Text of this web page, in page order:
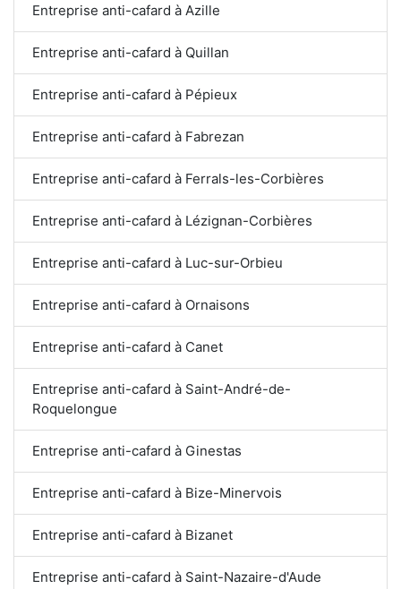
Entreprise anti-cafard à Azille
Entreprise anti-cafard à Quillan
Entreprise anti-cafard à Pépieux
Entreprise anti-cafard à Fabrezan
Entreprise anti-cafard à Ferrals-les-Corbières
Entreprise anti-cafard à Lézignan-Corbières
Entreprise anti-cafard à Luc-sur-Orbieu
Entreprise anti-cafard à Ornaisons
Entreprise anti-cafard à Canet
Entreprise anti-cafard à Saint-André-de-
Roquelongue
Entreprise anti-cafard à Ginestas
Entreprise anti-cafard à Bize-Minervois
Entreprise anti-cafard à Bizanet
Entreprise anti-cafard à Saint-Nazaire-d'Aude